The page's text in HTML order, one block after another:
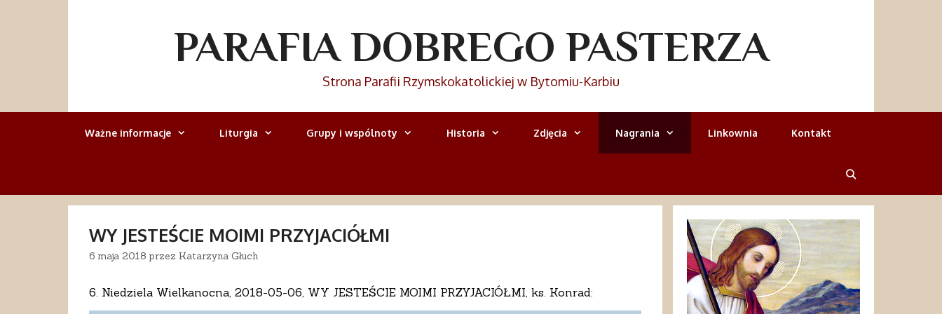
PARAFIA DOBREGO PASTERZA
Strona Parafii Rzymskokatolickiej w Bytomiu-Karbiu
Ważne informacje Liturgia Grupy i wspólnoty Historia Zdjęcia Nagrania Linkownia Kontakt
WY JESTEŚCIE MOIMI PRZYJACIÓŁMI
6 maja 2018 przez Katarzyna Głuch
6. Niedziela Wielkanocna, 2018-05-06, WY JESTEŚCIE MOIMI PRZYJACIÓŁMI, ks. Konrad: